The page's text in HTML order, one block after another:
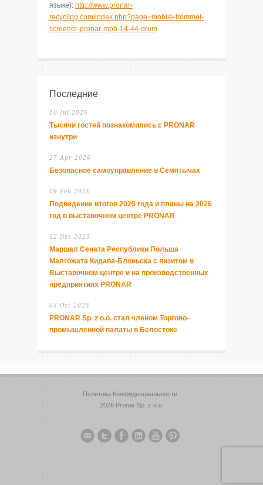
языке): http://www.pronar-
recycling.com/index.php?page=mobile-trommel-
screener-pronar-mpb-14-44-drum
Последние
10 Jul 2026
Тысячи гостей познакомились с PRONAR
изнутри
27 Apr 2026
Безопасное самоуправление в Семятычах
09 Feb 2026
Подведение итогов 2025 года и планы на 2026
год в выставочном центре PRONAR
12 Dec 2025
Маршал Сената Республики Польша
Малгожата Кидава-Блоньска с визитом в
Выставочном центре и на производственных
предприятиях PRONAR
03 Oct 2025
PRONAR Sp. z o.o. стал членом Торгово-
промышленной палаты в Белостоке
Политика Конфиденциальности
2026 Pronar Sp. z o.o.